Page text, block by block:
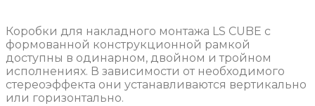
Коробки для накладного монтажа LS CUBE с
формованной конструкционной рамкой
доступны в одинарном, двойном и тройном
исполнениях. В зависимости от необходимого
стереоэффекта они устанавливаются вертикально
или горизонтально.